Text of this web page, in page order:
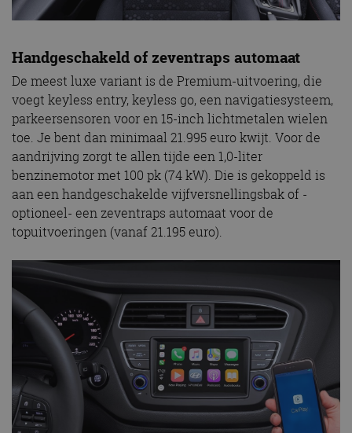
Handgeschakeld of zeventraps automaat
De meest luxe variant is de Premium-uitvoering, die
voegt keyless entry, keyless go, een navigatiesysteem,
parkeersensoren voor en 15-inch lichtmetalen wielen
toe. Je bent dan minimaal 21.995 euro kwijt. Voor de
aandrijving zorgt te allen tijde een 1,0-liter
benzinemotor met 100 pk (74 kW). Die is gekoppeld is
aan een handgeschakelde vijfversnellingsbak of -
optioneel- een zeventraps automaat voor de
topuitvoeringen (vanaf 21.195 euro).